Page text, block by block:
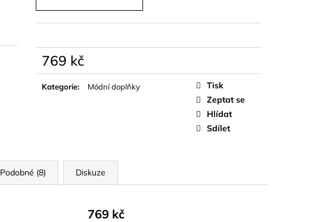
769 kč
Měrná
cena:
Kategorie: Módní doplňky
Tisk
Zeptat se
Hlídat
Sdílet
Podobné (8) Diskuze
769 kč